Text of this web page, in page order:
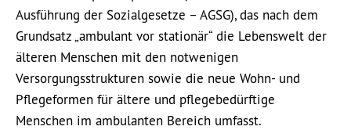
Ausführung der Sozialgesetze – AGSG), das nach dem
Grundsatz „ambulant vor stationär“ die Lebenswelt der
älteren Menschen mit den notwenigen
Versorgungsstrukturen sowie die neue Wohn- und
Pflegeformen für ältere und pflegebedürftige
Menschen im ambulanten Bereich umfasst.